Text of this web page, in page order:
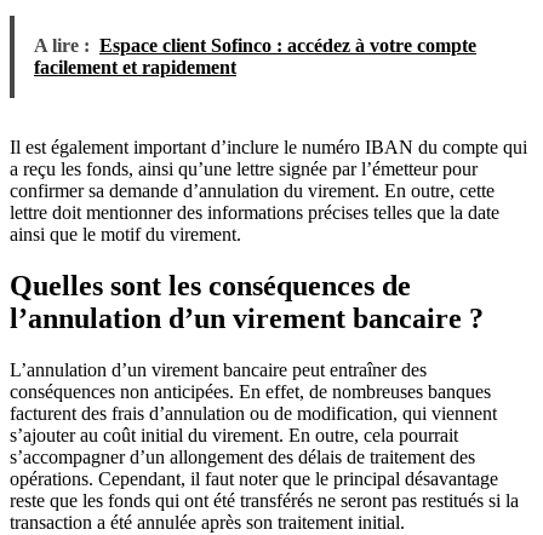
A lire : Espace client Sofinco : accédez à votre compte
facilement et rapidement
Il est également important d’inclure le numéro IBAN du compte qui
a reçu les fonds, ainsi qu’une lettre signée par l’émetteur pour
confirmer sa demande d’annulation du virement. En outre, cette
lettre doit mentionner des informations précises telles que la date
ainsi que le motif du virement.
Quelles sont les conséquences de
l’annulation d’un virement bancaire ?
L’annulation d’un virement bancaire peut entraîner des
conséquences non anticipées. En effet, de nombreuses banques
facturent des frais d’annulation ou de modification, qui viennent
s’ajouter au coût initial du virement. En outre, cela pourrait
s’accompagner d’un allongement des délais de traitement des
opérations. Cependant, il faut noter que le principal désavantage
reste que les fonds qui ont été transférés ne seront pas restitués si la
transaction a été annulée après son traitement initial.